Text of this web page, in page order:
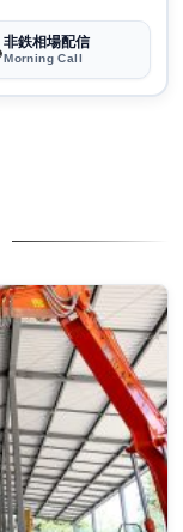
非鉄相場配信
Morning Call